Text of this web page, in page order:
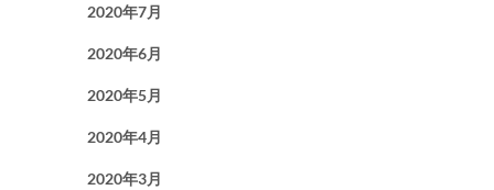
2020年7月
2020年6月
2020年5月
2020年4月
2020年3月